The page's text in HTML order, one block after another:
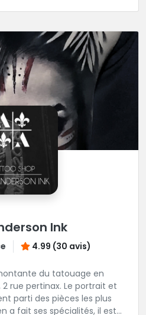
Ink
4.99 (30 avis)
du tatouage en
parti des pièces les plus
a fait ses spécialités, il est